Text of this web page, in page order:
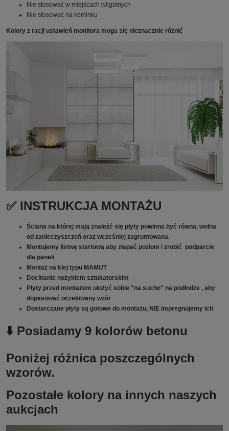
Nie stosować w miejscach wilgotnych
Nie stosować na kominku
Kolory z racji ustawień monitora moga się nieznacznie różnić
✅ INSTRUKCJA MONTAŻU
Ściana na której mają znaleźć się płyty powinna być równa, wolna
od zanieczyszczeń oraz wcześniej zagruntowana.
Montujemy listwę startową aby złapać poziom i zrobić podparcie
dla paneli
Montaż na klej typu MAMUT
Docinanie nożykiem sztukatorskim
Płyty przed montażem ułożyć sobie "na sucho" na podłodze , aby
dopasować oczekiwany wzór
Dostarczane płyty są gotowe do montażu, NIE impregnujemy ich
⬇️ Posiadamy 9 kolorów betonu
Poniżej różnica poszczególnych
wzorów.
Pozostałe kolory na innych naszych
aukcjach